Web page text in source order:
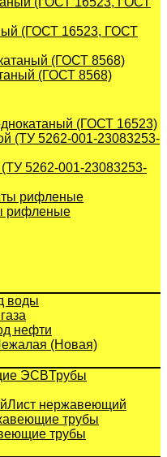
(ГОСТ 16523, ГОСТ
(ГОСТ 8568)
(ГОСТ 16523)
5262-001-23083253-
рифленые
воды
нефти
(Новая)
Трубы
Лист нержавеющий
трубы